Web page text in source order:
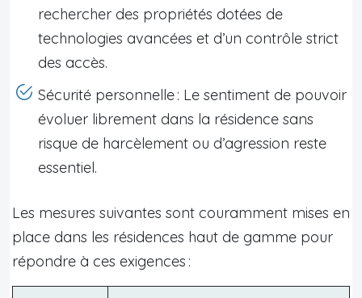
rechercher des propriétés dotées de
technologies avancées et d’un contrôle strict
des accès.
Sécurité personnelle : Le sentiment de pouvoir
évoluer librement dans la résidence sans
risque de harcèlement ou d’agression reste
essentiel.
Les mesures suivantes sont couramment mises en
place dans les résidences haut de gamme pour
répondre à ces exigences :